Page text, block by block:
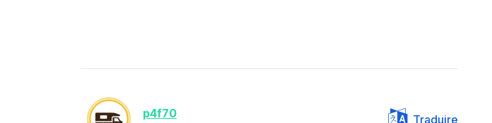
p4f70 Traduire